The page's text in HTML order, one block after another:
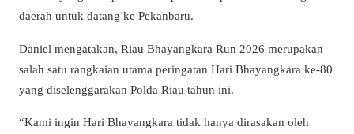
daerah untuk datang ke Pekanbaru.
Daniel mengatakan, Riau Bhayangkara Run 2026 merupakan
salah satu rangkaian utama peringatan Hari Bhayangkara ke-80
yang diselenggarakan Polda Riau tahun ini.
“Kami ingin Hari Bhayangkara tidak hanya dirasakan oleh